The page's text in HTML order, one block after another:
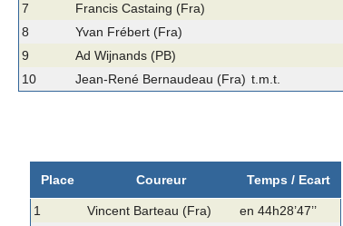
7
Francis Castaing (Fra)
8
Yvan Frébert (Fra)
9
Ad Wijnands (PB)
10
Jean-René Bernaudeau (Fra) t.m.t.
Place Coureur Temps / Ecart
1 Vincent Barteau (Fra)
en 44h28’47’’